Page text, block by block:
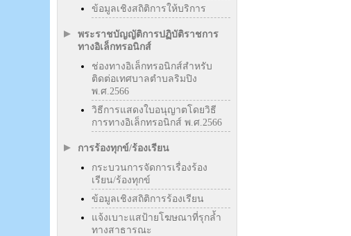
ข้อมูลเชิงสถิติการให้บริการ
พระราชบัญญัติการปฏิบัติราชการ
ทางอิเล็กทรอนิกส์
ช่องทางอิเล็กทรอนิกส์สำหรับ
ติดต่อเทศบาลตำบลริมปิง
พ.ศ.2566
วิธีการแสดงใบอนุญาตโดยวิธี
การทางอิเล็กทรอนิกส์ พ.ศ.2566
การร้องทุกข์/ร้องเรียน
กระบวนการจัดการเรื่องร้อง
เรียน/ร้องทุกข์
ข้อมูลเชิงสถิติการร้องเรียน
แจ้งเบาะแสป้ายโฆษณาที่รุกล้ำ
ทางสาธารณะ